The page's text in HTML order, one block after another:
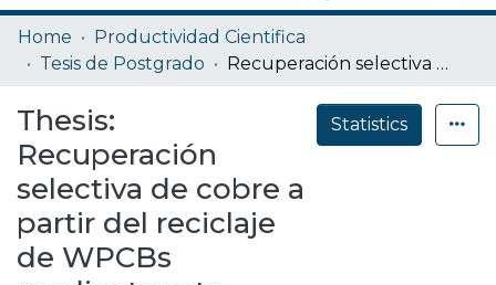
Research Outputs
Statistics
Depósito
Home
Productividad Cientifica
Tesis de Postgrado
Recuperación selectiva de cobre a partir del reciclaje de WPCBs mediante ruta hidrometalúrgica: lixiviación en medio citrato y peróxido de hidrógeno, extracción por solventes en medio citrato, re-extracción y electro-obtención en medio sulfato.
Thesis:
Recuperación
selectiva de cobre a
partir del reciclaje
de WPCBs
Statistics